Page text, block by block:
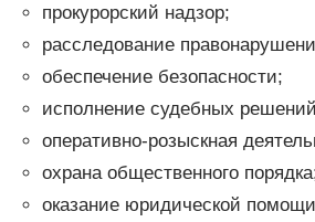
прокурорский надзор;
расследование
обеспечение безопасности;
исполнение судебных
оперативно-розыскная
охрана общественного
оказание юридической